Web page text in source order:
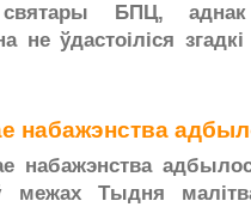
БПЦ, аднак
не ўдастоіліся
набажэнства
набажэнства
межах Тыдня